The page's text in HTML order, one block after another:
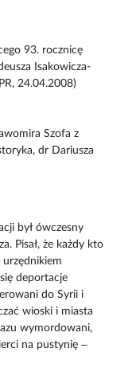
93. rocznicę
Isakowicza-
24.04.2008)
Szofa z
dr Dariusza
był ówczesny
Pisał, że każdy kto
urzędnikiem
deportacje
do Syrii i
wioski i miasta
wymordowani,
na pustynię –